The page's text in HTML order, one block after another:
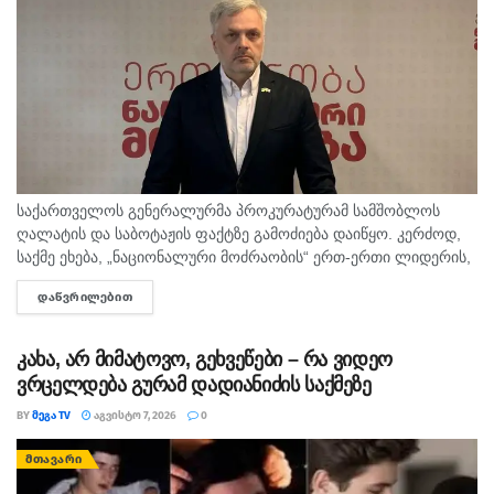
გუნდთან შევათანხმებთ და ზეგ დილით რა ნაბიჯებითა
და რა კონკრეტული გეგმით გამოვალთ, იმის მიხედვით
გადაწყდება, გაგრძელდება თუ არა აქციები”, –
განაცხადა თაკო გოგალაძემ.
საქართველოს გენერალურმა პროკურატურამ სამშობლოს
ღალატის და საბოტაჟის ფაქტზე გამოძიება დაიწყო. კერძოდ,
საქმე ეხება, „ნაციონალური მოძრაობის“ ერთ-ერთი ლიდერის,
გიორგი ბარამიძის მიერ იაგო ხვიჩიასთვის მიცემულ
ინტერვიუს, სადაც ის აღნიშნავს, რომ რომ აფხაზეთში...
ᲓᲐᲬᲕᲠᲘᲚᲔᲑᲘᲗ
კახა, არ მიმატოვო, გეხვეწები – რა ვიდეო
ვრცელდება გურამ დადიანიძის საქმეზე
BYᲛᲔᲒᲐ TV ᲐᲒᲕᲘᲡᲢᲝ 7, 2026 0
ᲛᲗᲐᲕᲐᲠᲘ